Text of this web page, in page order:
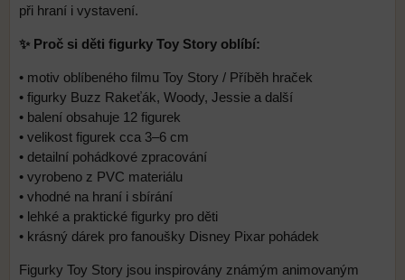
při hraní i vystavení.
✨ Proč si děti figurky Toy Story oblíbí:
• motiv oblíbeného filmu Toy Story / Příběh hraček
• figurky Buzz Rakeťák, Woody, Jessie a další
• balení obsahuje 12 figurek
• velikost figurek cca 3–6 cm
• detailní pohádkové zpracování
• vyrobeno z PVC materiálu
• vhodné na hraní i sbírání
• lehké a praktické figurky pro děti
• krásný dárek pro fanoušky Disney Pixar pohádek
Figurky Toy Story jsou inspirovány známým animovaným